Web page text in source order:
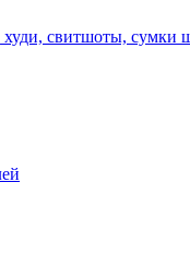
худи, свитшоты, сумки